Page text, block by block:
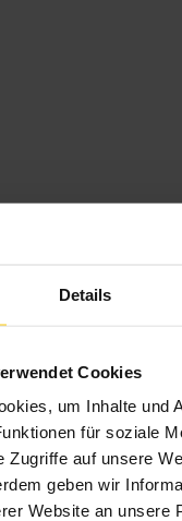
Details
Cookies
um Inhalte und
für soziale
Zugriffe auf unsere
geben wir
Website an unsere